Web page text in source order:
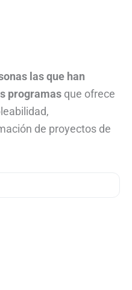
las que han
programas que ofrece
de proyectos de